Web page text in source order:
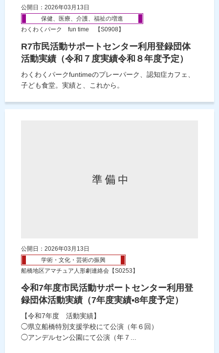
公開日：2026年03月13日
保健、医療、介護、福祉の増進
わくわくパーク fun time 【S0908】
R7市民活動サポートセンター利用登録団体
活動実績（令和７度実績令和８年度予定）
わくわくパークfuntimeのプレーパーク、認知症カフェ、
子ども食堂。実績と、これから。
公開日：2026年03月13日
学術・文化・芸術の振興
船橋地区アマチュア人形劇連絡会【S0253】
令和7年度市民活動サポートセンター利用登
録団体活動実績（7年度実績•8年度予定）
【令和7年度 活動実績】
◯県立船橋特別支援学校にて公演（年６回）
◯アンデルセン公園にて公演（年７...